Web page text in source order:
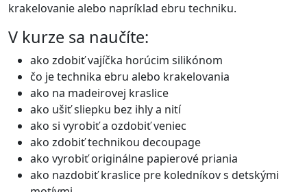
krakelovanie alebo napríklad ebru techniku.
V kurze sa naučíte:
ako zdobiť vajíčka horúcim silikónom
čo je technika ebru alebo krakelovania
ako na madeirovej kraslice
ako ušiť sliepku bez ihly a nití
ako si vyrobiť a ozdobiť veniec
ako zdobiť technikou decoupage
ako vyrobiť originálne papierové priania
ako nazdobiť kraslice pre koledníkov s detskými